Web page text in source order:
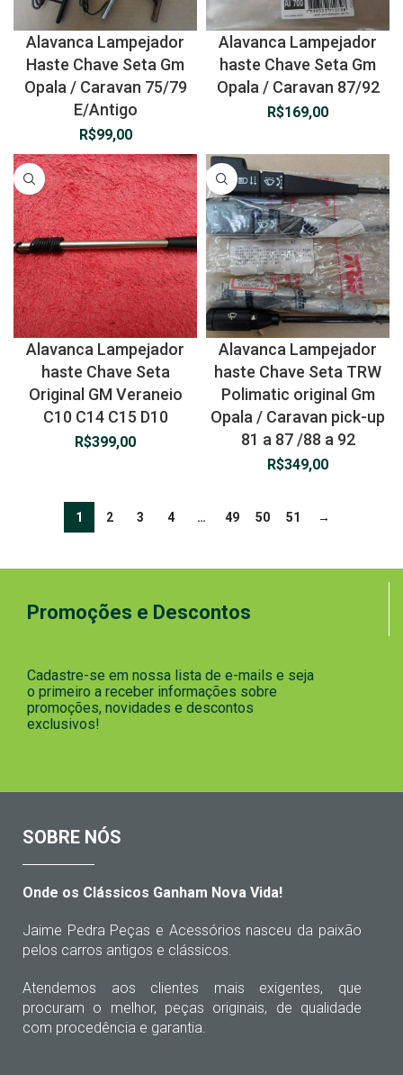
Alavanca Lampejador
Haste Chave Seta Gm
Opala / Caravan 75/79
E/Antigo
R$99,00
Alavanca Lampejador
haste Chave Seta Gm
Opala / Caravan 87/92
R$169,00
Alavanca Lampejador
haste Chave Seta
Original GM Veraneio
C10 C14 C15 D10
R$399,00
Alavanca Lampejador
haste Chave Seta TRW
Polimatic original Gm
Opala / Caravan pick-up
81 a 87 /88 a 92
R$349,00
1 2 3 4 … 49 50 51 →
Promoções e Descontos
Cadastre-se em nossa lista de e-mails e seja
o primeiro a receber informações sobre
promoções, novidades e descontos
exclusivos!
SOBRE NÓS
Onde os Clássicos Ganham Nova Vida!
Jaime Pedra Peças e Acessórios nasceu da paixão
pelos carros antigos e clássicos.
Atendemos aos clientes mais exigentes, que
procuram o melhor, peças originais, de qualidade
com procedência e garantia.